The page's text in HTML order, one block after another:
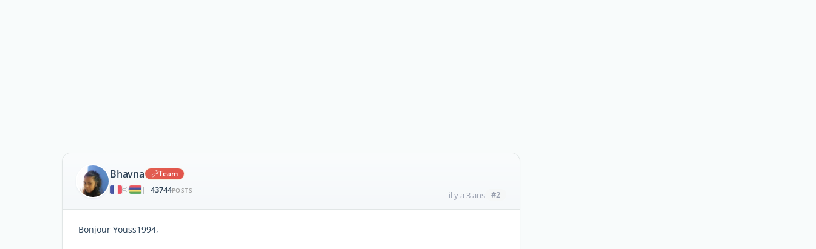
Bhavna
Team
|
43744POSTS il y a 3 ans #2
Bonjour Youss1994,